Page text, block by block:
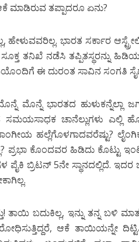
ಮಾಡಿರುವ ತಪ್ಪಾದರೂ ಏನು?
ಹೇಳುವವರಿಲ್ಲ. ಭಾರತ ಸರ್ಕಾರ
ತನಿಖೆ ನಡೆಸಿ ತಪ್ಪಿತಸ್ಥರನ್ನು
ಈ ದುರಂತ ಸಾವಿನ ಸಂಗತಿ
ಮೊನ್ನೆ ಭಾರತದ ಹುಳುಕನ್ನೆಲ್ಲಾ
ಚಾನೆಲ್ಲುಗಳು ಎಲ್ಲಿ
ಹಲ್ಲೆಗೊಳಗಾದವರೆಷ್ಟು?
ಪ್ರಭಾ ಕೊಂದವರ ಹಿಡಿದು ಕೊಟ್ಟು
ಪೈಕಿ ಬ್ರಿಟನ್ 5ನೇ ಸ್ಥಾನದಲ್ಲಿದೆ.
ತಾಯಿ ಬದುಕಿಲ್ಲ, ಇನ್ನು ತನ್ನ ಬಳಿ
ಆಕೆ ತಾಯಿಯನ್ನೇ